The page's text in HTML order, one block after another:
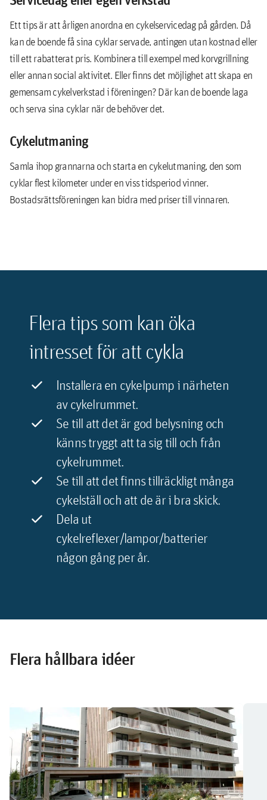
Ett tips är att årligen anordna en cykelservicedag på gården. Då
kan de boende få sina cyklar servade, antingen utan kostnad eller
till ett rabatterat pris. Kombinera till exempel med korvgrillning
eller annan social aktivitet. Eller finns det möjlighet att skapa en
gemensam cykelverkstad i föreningen? Där kan de boende laga
och serva sina cyklar när de behöver det.
Cykelutmaning
Samla ihop grannarna och starta en cykelutmaning, den som
cyklar flest kilometer under en viss tidsperiod vinner.
Bostadsrättsföreningen kan bidra med priser till vinnaren.
Flera tips som kan öka
intresset för att cykla
Installera en cykelpump i närheten
av cykelrummet.
Se till att det är god belysning och
känns tryggt att ta sig till och från
cykelrummet.
Se till att det finns tillräckligt många
cykelställ och att de är i bra skick.
Dela ut
cykelreflexer/lampor/batterier
någon gång per år.
Flera hållbara idéer